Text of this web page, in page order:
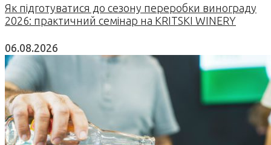
Як підготуватися до сезону переробки винограду
2026: практичний семінар на KRITSKI WINERY
06.08.2026